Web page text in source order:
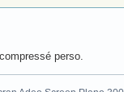
perso.